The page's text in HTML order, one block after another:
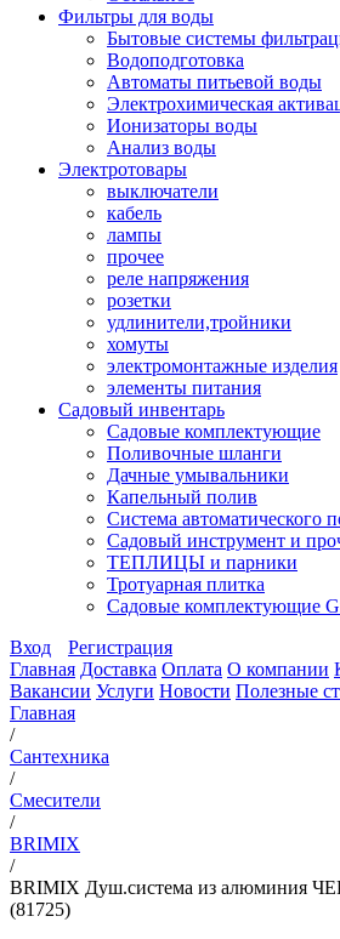
Фильтры для воды
Бытовые системы
Водоподготовка
Автоматы питьевой воды
Электрохимическая
Ионизаторы воды
Анализ воды
Электротовары
выключатели
кабель
лампы
прочее
реле напряжения
розетки
удлинители,тройники
хомуты
электромонтажные изделия
элементы питания
Садовый инвентарь
Садовые комплектующие
Поливочные шланги
Дачные умывальники
Капельный полив
Система автоматического
Садовый инструмент и
ТЕПЛИЦЫ и парники
Тротуарная плитка
Садовые комплектующие
Вход
Регистрация
Главная Доставка Оплата О компании
Вакансии Услуги Новости Полезные
Главная
/
Сантехника
/
Смесители
/
BRIMIX
/
BRIMIX Душ.система из алюминия
(81725)